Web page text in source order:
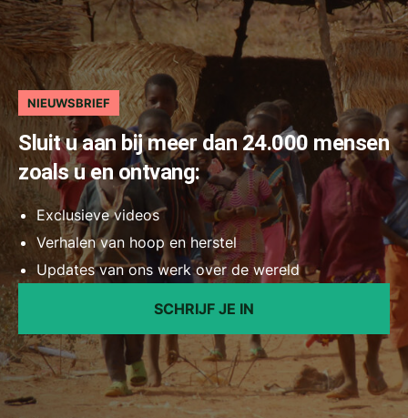
NIEUWSBRIEF
Sluit u aan bij meer dan 24.000 mensen
zoals u en ontvang:
Exclusieve videos
Verhalen van hoop en herstel
Updates van ons werk over de wereld
SCHRIJF JE IN